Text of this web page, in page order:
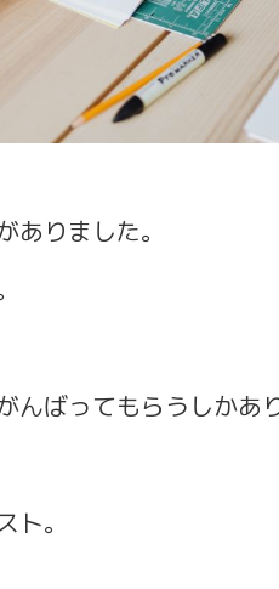
りました。
ばってもらうしかあ
。